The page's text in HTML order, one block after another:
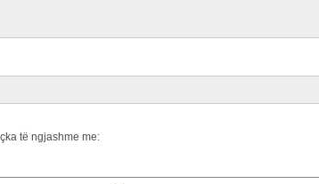
të ngjashme me: